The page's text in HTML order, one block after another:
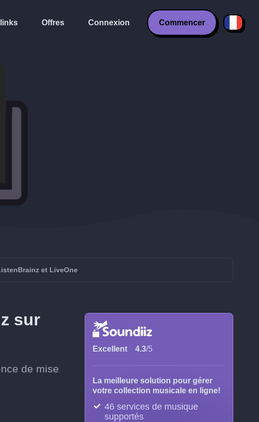
Offres Connexion Commencer
et LiveOne
sur
de mise
Excellent 4.3/5
La meilleure solution pour gérer
votre collection musicale en ligne!
46 services de musique
supportés